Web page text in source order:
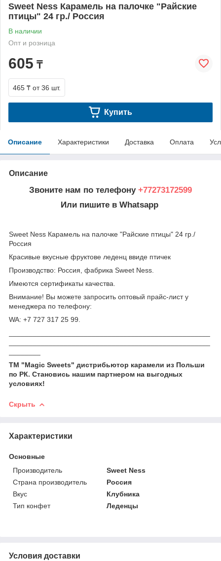
Sweet Ness Карамель на палочке "Райские
птицы" 24 гр./ Россия
В наличии
Опт и розница
605 ₸
465 ₸ от 36 шт.
Купить
Описание Характеристики Доставка Оплата
Описание
Звоните нам по телефону +77273172599
Или пишите в Whatsapp
Sweet Ness Карамель на палочке "Райские птицы" 24 гр./
Россия
Красивые вкусные фруктове леденц ввиде птичек
Производство: Россия, фабрика Sweet Ness.
Имеются сертификаты качества.
Внимание! Вы можете запросить оптовый прайс-лист у
менеджера по телефону:
WA: +7 727 317 25 99.
ТМ "Magic Sweets" дистрибьютор карамели из Польши
по РК. Становись нашим партнером на выгодных
условиях!
Скрыть
Характеристики
Основные
Производитель
Sweet Ness
Страна производитель
Россия
Вкус
Клубника
Тип конфет
Леденцы
Условия доставки